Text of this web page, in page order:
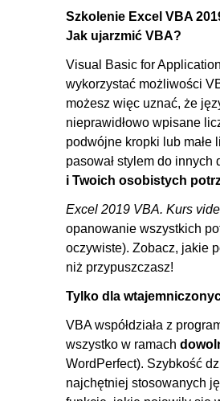
9.2. Argumenty funkcji
9.4. Przykład - funkcja Mail
9.5. Przykład - funkcja
9.6. Przykład - funkcja
10. Przykłady
10.1. Przykład - Odkryj i
10.3. Przykład -
10.4. Zakończenie
Szkolenie Excel VBA
Jak ujarzmić VBA?
Visual Basic for
wykorzystać możliwości
możesz więc uznać, że
nieprawidłowo wpisane
podwójne kropki lub małe
pasował stylem do innych
i Twoich osobistych
Excel 2019 VBA. Kurs
opanowanie wszystkich
oczywiste). Zobacz, jakie
niż przypuszczasz!
Tylko dla
VBA współdziała z
wszystko w ramach
WordPerfect). Szybkość
najchętniej stosowanych